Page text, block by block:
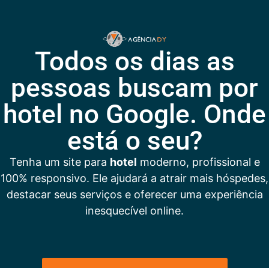
Todos os dias as
pessoas buscam por
hotel no Google. Onde
está o seu?
Tenha um site para hotel moderno, profissional e
100% responsivo. Ele ajudará a atrair mais hóspedes,
destacar seus serviços e oferecer uma experiência
inesquecível online.